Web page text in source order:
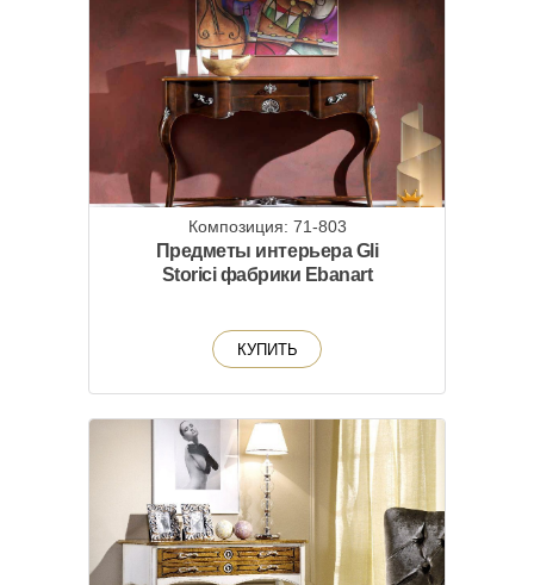
Композиция: 71-803
Предметы интерьера Gli
Storici фабрики Ebanart
КУПИТЬ